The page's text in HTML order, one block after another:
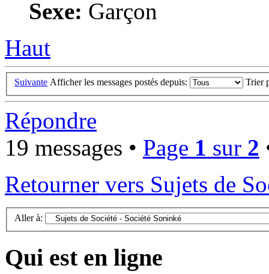
Sexe: Garçon
Haut
Suivante Afficher les messages postés depuis: Trier
Répondre
19 messages • Page 1 sur 2
Retourner vers Sujets de
Aller à:
Qui est en ligne